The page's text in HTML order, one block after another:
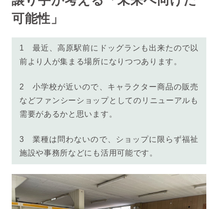
可能性」
1 最近、高原駅前にドッグランも出来たので以
前より人が集まる場所になりつつあります。
2 小学校が近いので、キャラクター商品の販売
などファンシーショップとしてのリニューアルも
需要があるかと思います。
3 業種は問わないので、ショップに限らず福祉
施設や事務所などにも活用可能です。